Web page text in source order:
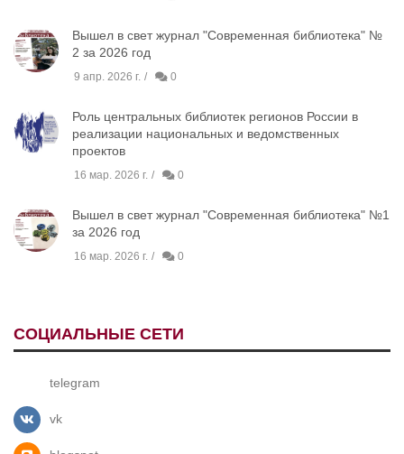
Вышел в свет журнал "Современная библиотека" №
2 за 2026 год
9 апр. 2026 г. 0
Роль центральных библиотек регионов России в
реализации национальных и ведомственных
проектов
16 мар. 2026 г. 0
Вышел в свет журнал "Современная библиотека" №1
за 2026 год
16 мар. 2026 г. 0
СОЦИАЛЬНЫЕ СЕТИ
telegram
vk